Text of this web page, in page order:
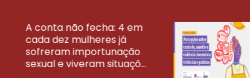
A conta não fecha: 4 em
cada dez mulheres já
sofreram importunação
sexual e viveram situaçõ...
VEJA MAIS